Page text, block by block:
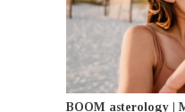
BOOM asterology |